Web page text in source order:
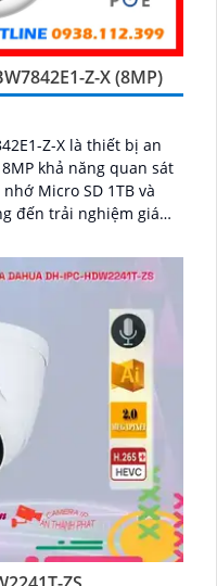
Z-X (8MP)
Z-X là thiết bị an
khả năng quan sát
Micro SD 1TB và
đến trải nghiệm giám
giúp nâng cao hiệu
gian trong nhà